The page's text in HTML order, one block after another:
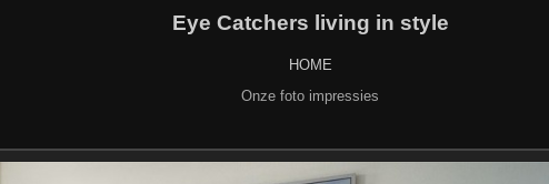
Eye Catchers living in style
HOME
Onze foto impressies